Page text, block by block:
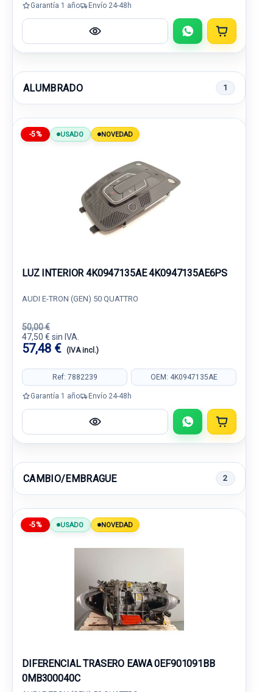
Garantía 1 año Envío 24-48h
ALUMBRADO 1
-5% USADO NOVEDAD
LUZ INTERIOR 4K0947135AE 4K0947135AE6PS
AUDI E-TRON (GEN) 50 QUATTRO
50,00 €
47,50 € sin IVA.
57,48 € (IVA incl.)
Ref: 7882239 OEM: 4K0947135AE
Garantía 1 año Envío 24-48h
CAMBIO/EMBRAGUE 2
-5% USADO NOVEDAD
DIFERENCIAL TRASERO EAWA 0EF901091BB
0MB300040C